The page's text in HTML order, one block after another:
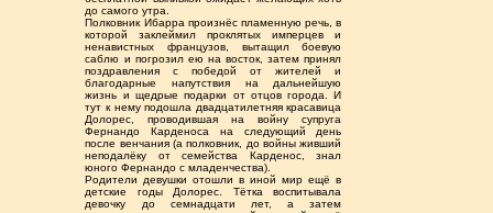
до самого утра.
Полковник Ибарра произнёс пламенную речь, в
которой заклеймил проклятых имперцев и
ненавистных французов, вытащил боевую
саблю и погрозил ею на восток, затем принял
поздравления с победой от жителей и
благодарные напутствия на дальнейшую
жизнь и щедрые подарки от отцов города. И
тут к нему подошла двадцатилетняя красавица
Долорес, проводившая на войну супруга
Фернандо Карденоса на следующий день
после венчания (а полковник, до войны живший
неподалёку от семейства Карденос, знал
юного Фернандо с младенчества).
Родители девушки отошли в иной мир ещё в
детские годы Долорес. Тётка воспитывала
девочку до семнадцати лет, а затем